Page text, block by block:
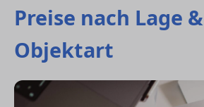
Preise nach Lage &
Objektart